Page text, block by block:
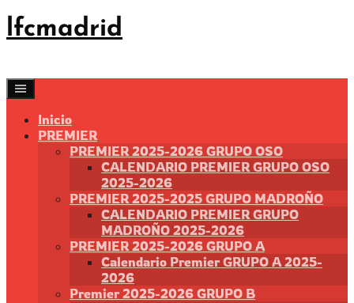
Saltar
al
lfcmadrid
Inicio
PREMIER
PREMIER 2025-2026 GRUPO OSO
CALENDARIO PREMIER GRUPO OSO
2025-2026
PREMIER 2025-2025 GRUPO MADROÑO
CALENDARIO PREMIER GRUPO
MADROÑO 2025-2026
PREMIER 2025-2026 GRUPO A
Calendario Premier GRUPO A 2025-
2026
Premier 2025-2026 GRUPO B